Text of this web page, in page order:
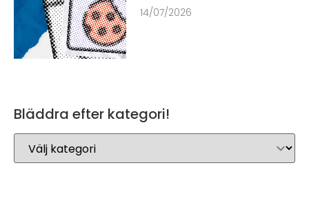
14/07/2026
Bläddra efter kategori!